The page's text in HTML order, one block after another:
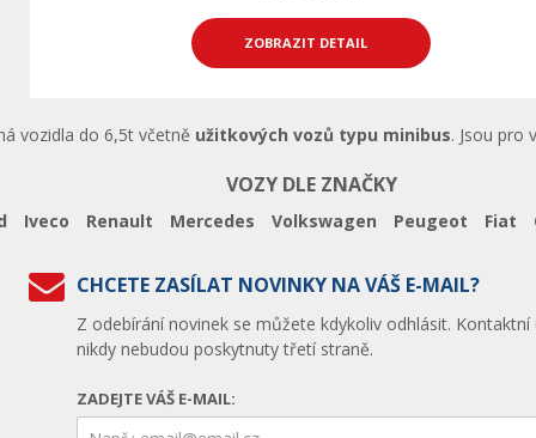
ZOBRAZIT DETAIL
vozidla do 6,5t včetně užitkových vozů typu minibus. Jsou pro
VOZY DLE ZNAČKY
Iveco Renault Mercedes Volkswagen Peugeot Fiat
CHCETE ZASÍLAT NOVINKY NA VÁŠ E-MAIL?
Z odebírání novinek se můžete kdykoliv odhlásit. Kontaktní
nikdy nebudou poskytnuty třetí straně.
ZADEJTE VÁŠ E-MAIL: